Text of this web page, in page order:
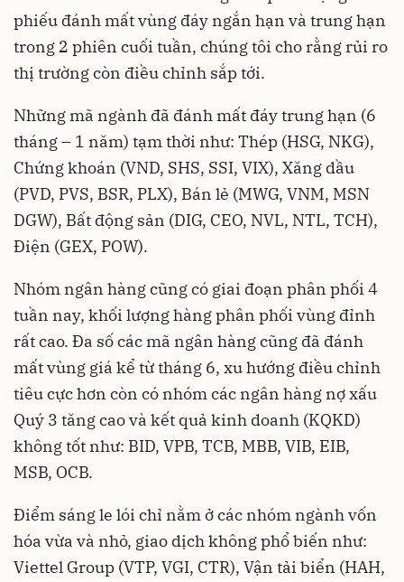
phiếu đánh mất vùng đáy ngắn hạn và trung hạn
trong 2 phiên cuối tuần, chúng tôi cho rằng rủi ro
thị trường còn điều chỉnh sắp tới.
Những mã ngành đã đánh mất đáy trung hạn (6
tháng – 1 năm) tạm thời như: Thép (HSG, NKG),
Chứng khoán (VND, SHS, SSI, VIX), Xăng dầu
(PVD, PVS, BSR, PLX), Bán lẻ (MWG, VNM, MSN
DGW), Bất động sản (DIG, CEO, NVL, NTL, TCH),
Điện (GEX, POW).
Nhóm ngân hàng cũng có giai đoạn phân phối 4
tuần nay, khối lượng hàng phân phối vùng đỉnh
rất cao. Đa số các mã ngân hàng cũng đã đánh
mất vùng giá kể từ tháng 6, xu hướng điều chỉnh
tiêu cực hơn còn có nhóm các ngân hàng nợ xấu
Quý 3 tăng cao và kết quả kinh doanh (KQKD)
không tốt như: BID, VPB, TCB, MBB, VIB, EIB,
MSB, OCB.
Điểm sáng le lói chỉ nằm ở các nhóm ngành vốn
hóa vừa và nhỏ, giao dịch không phổ biến như:
Viettel Group (VTP, VGI, CTR), Vận tải biển (HAH,